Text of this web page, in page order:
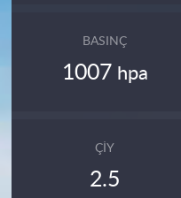
BASINÇ
1007 hpa
ÇIY
2.5